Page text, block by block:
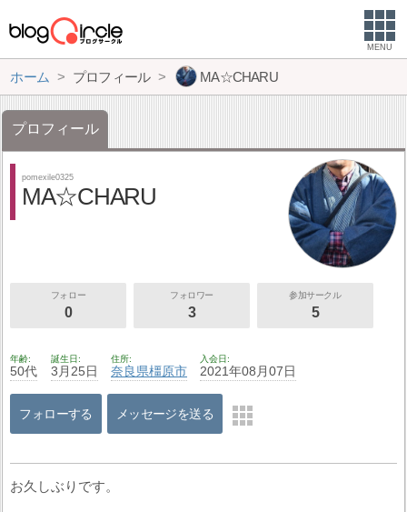
MENU
ホーム プロフィール MA☆CHARU
プロフィール
pomexile0325
MA☆CHARU
フォロー
0
フォロワー
3
参加サークル
5
年齢
50代
誕生日
3月25日
住所
奈良県橿原市
入会日
2021年08月07日
フォローする メッセージを送る
お久しぶりです。